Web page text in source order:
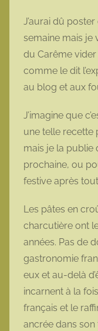
J’aurai dû
semaine mais je
du Carême
comme le dit
au blog et aux
J’imagine que
une telle recette
mais je la publie
prochaine, ou
festive après
Les pâtes en
charcutière ont
années. Pas de
gastronomie
eux et au-delà
incarnent à la
français et le
ancrée dans son